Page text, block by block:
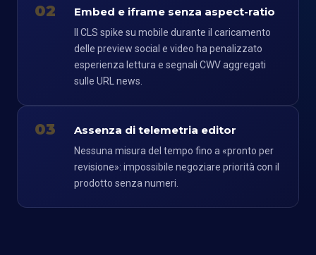
02 Embed e iframe senza aspect-ratio
Il CLS spike su mobile durante il caricamento
delle preview social e video ha penalizzato
esperienza lettura e segnali CWV aggregati
sulle URL news.
03 Assenza di telemetria editor
Nessuna misura del tempo fino a «pronto per
revisione»: impossibile negoziare priorità con il
prodotto senza numeri.